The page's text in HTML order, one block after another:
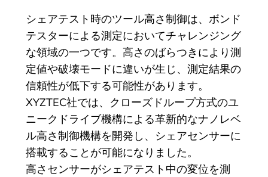
シェアテスト時のツール高さ制御は、ボンド
テスターによる測定においてチャレンジング
な領域の一つです。高さのばらつきにより測
定値や破壊モードに違いが生じ、測定結果の
信頼性が低下する可能性があります。
XYZTEC社では、クローズドループ方式のユ
ニークドライブ機構による革新的なナノレベ
ル高さ制御機構を開発し、シェアセンサーに
搭載することが可能になりました。
高さセンサーがシェアテスト中の変位を測